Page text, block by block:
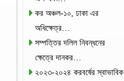
কর অঞ্চল-১০, ঢাকা এর
অধিক্ষেত্র…
সম্পত্তির দলিল নিবন্ধনের
ক্ষেত্রে দানকর…
২০২৩-২০২৪ করবর্ষের স্বাভাবিক